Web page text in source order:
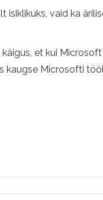
vaid ka
et kui
Microsofti